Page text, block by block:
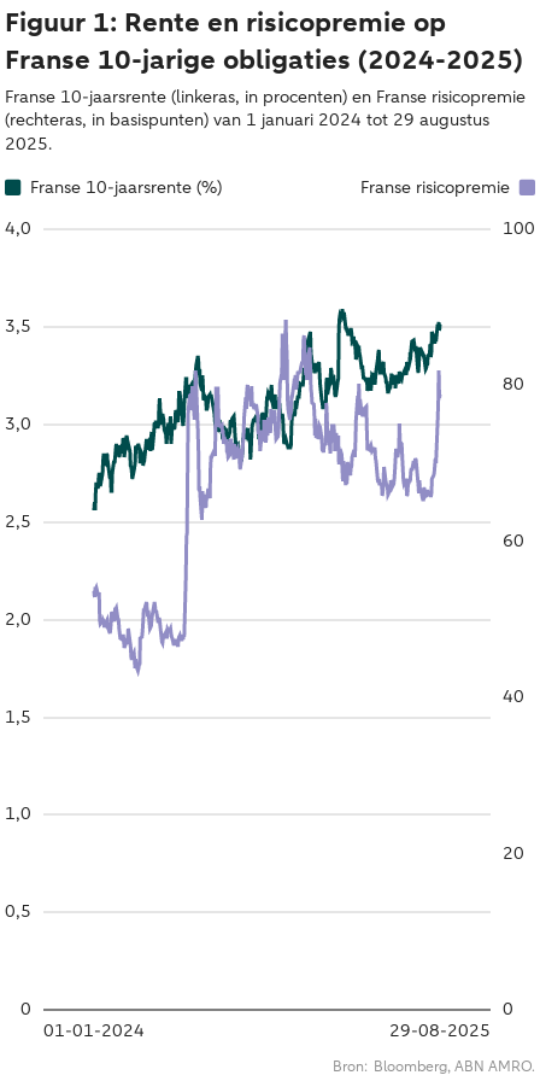
Figuur 1: Rente en risicopremie op
Franse 10-jarige obligaties (2024-2025)
Franse 10-jaarsrente (linkeras, in procenten) en Franse risicopremie
(rechteras, in basispunten) van 1 januari 2024 tot 29 augustus
2025.
Franse 10-jaarsrente (%)
Franse risicopremie
01-01-2024 29-08-2025
0
0,5
1,0
1,5
2,0
2,5
3,0
3,5
4,0
0
20
40
60
80
100
Bron: Bloomberg, ABN AMRO.